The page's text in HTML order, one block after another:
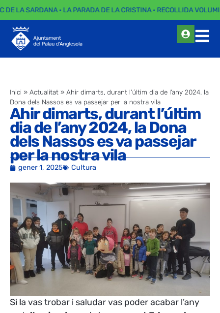
DE LA SARDANA · LA PARADA DE LA CRISTINA · RECOLLIDA
Inici » Actualitat » Ahir dimarts, durant l’últim dia de l’any 2024, la
Dona dels Nassos es va passejar per la nostra vila
Ahir dimarts, durant l’últim
dia de l’any 2024, la Dona
dels Nassos es va passejar
per la nostra vila
gener 1, 2025 Cultura
Si la vas trobar i saludar vas poder acabar l’any